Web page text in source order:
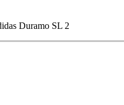
Duramo SL 2